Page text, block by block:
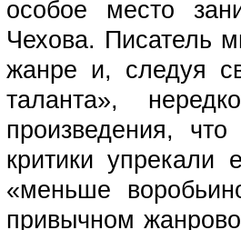
особое место
Чехова. Писатель
жанре и, следуя
таланта»,
произведения,
критики упрекали
«меньше
привычном